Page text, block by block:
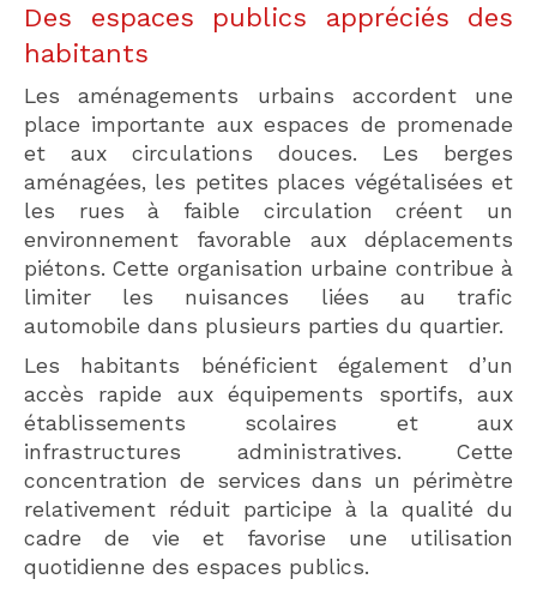
Des espaces publics appréciés des
habitants
Les aménagements urbains accordent une
place importante aux espaces de promenade
et aux circulations douces. Les berges
aménagées, les petites places végétalisées et
les rues à faible circulation créent un
environnement favorable aux déplacements
piétons. Cette organisation urbaine contribue à
limiter les nuisances liées au trafic
automobile dans plusieurs parties du quartier.
Les habitants bénéficient également d’un
accès rapide aux équipements sportifs, aux
établissements scolaires et aux
infrastructures administratives. Cette
concentration de services dans un périmètre
relativement réduit participe à la qualité du
cadre de vie et favorise une utilisation
quotidienne des espaces publics.